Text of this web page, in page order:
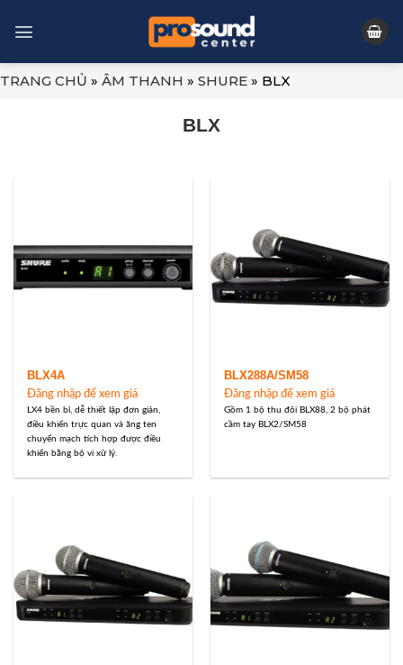
TRANG CHỦ » ÂM THANH » SHURE » BLX
BLX
BLX4A
Đăng nhập để xem giá
LX4 bền bỉ, dễ thiết lập đơn giản,
điều khiển trực quan và ăng ten
chuyển mạch tích hợp được điều
khiển bằng bộ vi xử lý.
BLX288A/SM58
Đăng nhập để xem giá
Gồm 1 bộ thu đôi BLX88, 2 bộ phát
cầm tay BLX2/SM58